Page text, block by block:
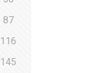
87
116
145